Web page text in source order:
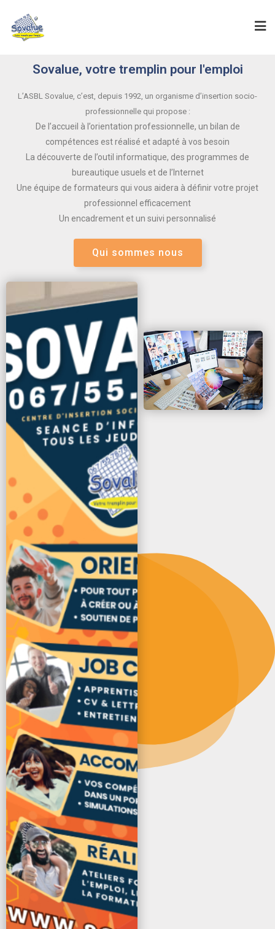
Sovalue, votre tremplin pour l'emploi
L’ASBL Sovalue, c’est, depuis 1992, un organisme d’insertion socio-
professionnelle qui propose :
De l’accueil à l’orientation professionnelle, un bilan de
compétences est réalisé et adapté à vos besoin
La découverte de l’outil informatique, des programmes de
bureautique usuels et de l’Internet
Une équipe de formateurs qui vous aidera à définir votre projet
professionnel efficacement
Un encadrement et un suivi personnalisé
Qui sommes nous